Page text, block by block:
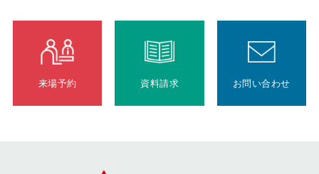
来場予約 資料請求 お問い合わせ